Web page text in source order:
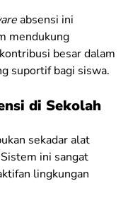
absensi ini
mendukung
besar dalam
suportif bagi siswa.
di Sekolah
sekadar alat
ini sangat
lingkungan